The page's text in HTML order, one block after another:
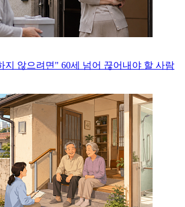
지 않으려면" 60세 넘어 끊어내야 할 사람